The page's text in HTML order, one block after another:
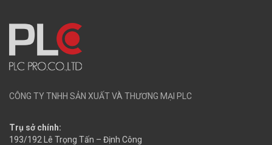
CÔNG TY TNHH SẢN XUẤT VÀ THƯƠNG MẠI PLC
Trụ sở chính:
193/192 Lê Trọng Tấn – Định Công